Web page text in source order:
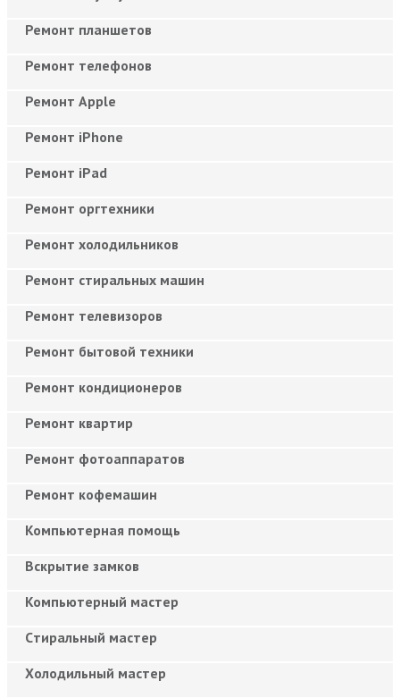
Ремонт планшетов
Ремонт телефонов
Ремонт Apple
Ремонт iPhone
Ремонт iPad
Ремонт оргтехники
Ремонт холодильников
Ремонт стиральных машин
Ремонт телевизоров
Ремонт бытовой техники
Ремонт кондиционеров
Ремонт квартир
Ремонт фотоаппаратов
Ремонт кофемашин
Компьютерная помощь
Вскрытие замков
Компьютерный мастер
Cтиральный мастер
Холодильный мастер